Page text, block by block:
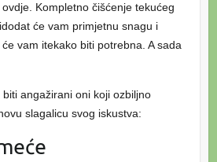
Kompletno čišćenje tekućeg
će vam primjetnu snagu i
vam itekako biti potrebna. A sada
angažirani oni koji ozbiljno
slagalicu svog iskustva: